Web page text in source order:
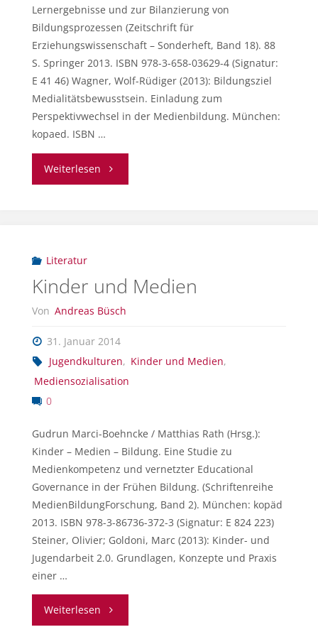
Lernergebnisse und zur Bilanzierung von
Bildungsprozessen (Zeitschrift für
Erziehungswissenschaft – Sonderheft, Band 18). 88
S. Springer 2013. ISBN 978-3-658-03629-4 (Signatur:
E 41 46) Wagner, Wolf-Rüdiger (2013): Bildungsziel
Medialitätsbewusstsein. Einladung zum
Perspektivwechsel in der Medienbildung. München:
kopaed. ISBN …
Weiterlesen "Medienkompetenz"
Literatur
Kinder und Medien
Von Andreas Büsch
31. Januar 2014
Jugendkulturen, Kinder und Medien,
Mediensozialisation
0
Gudrun Marci-Boehncke / Matthias Rath (Hrsg.):
Kinder – Medien – Bildung. Eine Studie zu
Medienkompetenz und vernetzter Educational
Governance in der Frühen Bildung. (Schriftenreihe
MedienBildungForschung, Band 2). München: kopäd
2013. ISBN 978-3-86736-372-3 (Signatur: E 824 223)
Steiner, Olivier; Goldoni, Marc (2013): Kinder- und
Jugendarbeit 2.0. Grundlagen, Konzepte und Praxis
einer …
Weiterlesen "Kinder